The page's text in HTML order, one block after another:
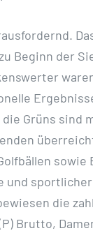
Beginn der
Grüns sind
sowie
und
die
Brutto,